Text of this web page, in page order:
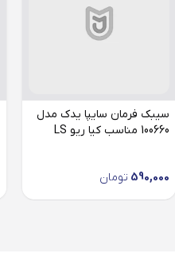
سیبک فرمان سایپا یدک مدل
100660 مناسب کیا ریو LS
590,000 تومان